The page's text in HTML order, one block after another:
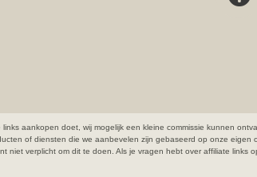
aankopen doet, wij mogelijk een kleine commissie kunnen
of diensten die we aanbevelen zijn gebaseerd op onze
niet verplicht om dit te doen. Als je vragen hebt over affiliate links